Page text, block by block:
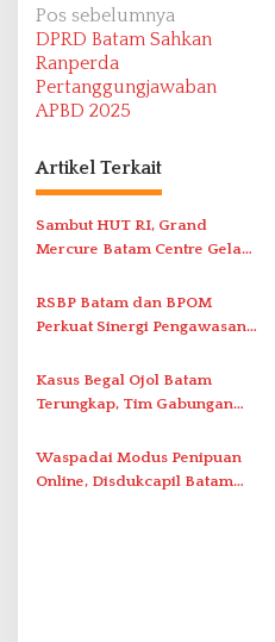
N
a
v
i
g
a
s
i
o
Pos sebelumnya
DPRD Batam Sahkan
Ranperda
Pertanggungjawaban
APBD 2025
Artikel Terkait
Sambut HUT RI, Grand
Mercure Batam Centre Gelar
Nusantara’
RSBP Batam dan BPOM
Perkuat Sinergi Pengawasan
Pelayanan Kefarmasian
Kasus Begal Ojol Batam
Terungkap, Tim Gabungan
Simpang Dam
Waspadai Modus Penipuan
Online, Disdukcapil Batam